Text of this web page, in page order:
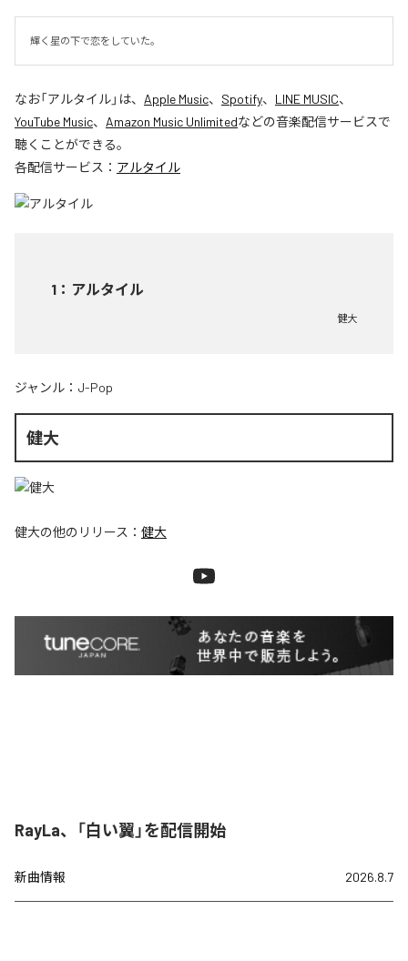
輝く星の下で恋をしていた。
なお「アルタイル」は、 Apple Music、 Spotify、 LINE MUSIC、
YouTube Music、 Amazon Music Unlimitedなどの音楽配信サービスで
聴くことができる。
各配信サービス： アルタイル
1 ： アルタイル
健大
ジャンル： J-Pop
健大
健大の他のリリース： 健大
RayLa、「白い翼」を配信開始
新曲情報 2026.8.7